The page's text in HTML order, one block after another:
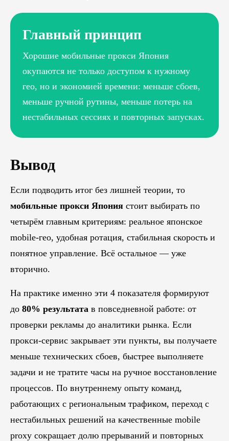
Главный принцип
Хорошие мобильные прокси Япония
окупаются не только доступом к нужному
гео, но и экономией времени: меньше сбоев,
меньше ручной рутины, меньше потерь на
нестабильных сессиях и повторных запусках.
Вывод
Если подводить итог без лишней теории, то
мобильные прокси Япония стоит выбирать по
четырём главным критериям: реальное японское
mobile-гео, удобная ротация, стабильная скорость и
понятное управление. Всё остальное — уже
вторично.
На практике именно эти 4 показателя формируют
до 80% результата в повседневной работе: от
проверки рекламы до аналитики рынка. Если
прокси-сервис закрывает эти пункты, вы получаете
меньше технических сбоев, быстрее выполняете
задачи и не тратите часы на ручное восстановление
процессов. По внутреннему опыту команд,
работающих с региональным трафиком, переход с
нестабильных решений на качественные mobile
proxy сокращает долю прерываний и повторных